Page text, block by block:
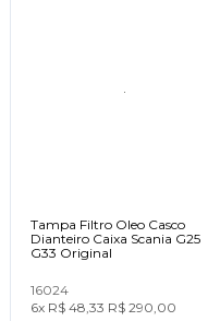
Tampa Filtro Oleo Casco
Dianteiro Caixa Scania G25
G33 Original
16024
6x R$ 48,33 R$ 290,00